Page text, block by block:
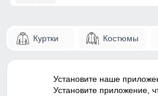
Куртки Костюмы
Установите наше
Установите приложение,